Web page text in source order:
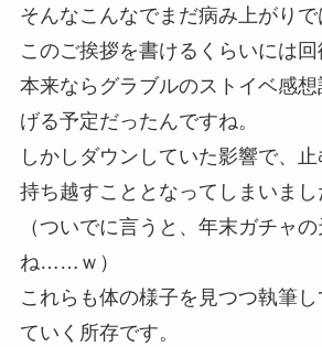
そんなこんなでまだ病み上がりで
このご挨拶を書けるくらいには回
本来ならグラブルのストイベ感
げる予定だったんですね。
しかしダウンしていた影響で、
持ち越すこととなってしまいまし
（ついでに言うと、年末ガチャ
ね……ｗ）
これらも体の様子を見つつ執筆
ていく所存です。